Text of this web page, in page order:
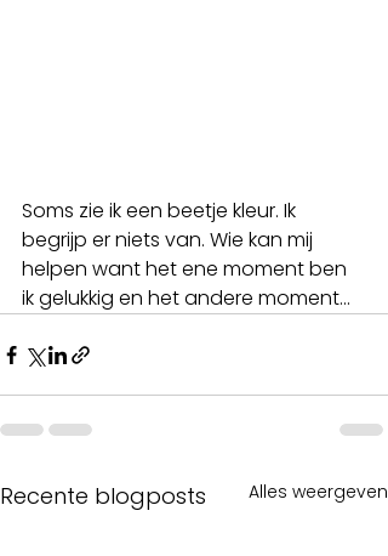
Soms zie ik een beetje kleur. Ik
begrijp er niets van. Wie kan mij
helpen want het ene moment ben
ik gelukkig en het andere moment...
Recente blogposts Alles weergeven